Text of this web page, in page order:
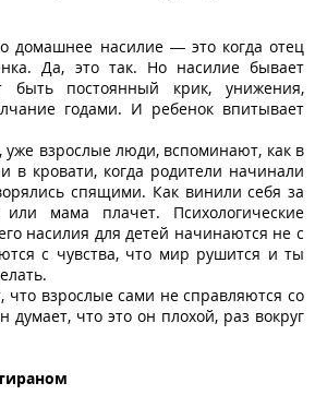
домашнее насилие — это когда отец
Да, это так. Но насилие бывает
постоянный крик, унижения,
годами. И ребенок впитывает
взрослые люди, вспоминают, как в
в кровати, когда родители начинали
спящими. Как винили себя за
мама плачет. Психологические
насилия для детей начинаются не с
с чувства, что мир рушится и ты
что взрослые сами не справляются со
думает, что это он плохой, раз вокруг